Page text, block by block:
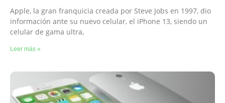
Apple, la gran franquicia creada por Steve Jobs en 1997, dio
información ante su nuevo celular, el iPhone 13, siendo un
celular de gama ultra,
Leer más »